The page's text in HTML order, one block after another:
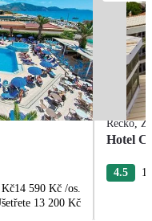
Kč14 590 Kč /os.
13 200 Kč
Řecko,
Hotel
4.5